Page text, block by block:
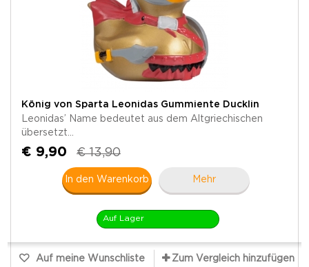
König von Sparta Leonidas Gummiente Ducklin
Leonidas’ Name bedeutet aus dem Altgriechischen
übersetzt...
€ 9,90 € 13,90
In den Warenkorb Mehr
Auf Lager
Auf meine Wunschliste Zum Vergleich hinzufügen